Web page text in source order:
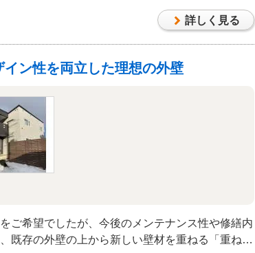
度変化を抑えた安全で温かい入浴環境を整えまし
肩湯の割引キャンペーンに加え、国のリフォーム
活用。高機能な設備を揃えながらも、通常よりコ
満足度の高いリフォームを実現しています。
詳しく見る
ン性を両立した理想の外壁
ご希望でしたが、今後のメンテナンス性や修繕内
既存の外壁の上から新しい壁材を重ねる「重ね張